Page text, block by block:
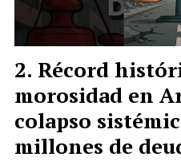
Récord
morosidad en
colapso
millones de